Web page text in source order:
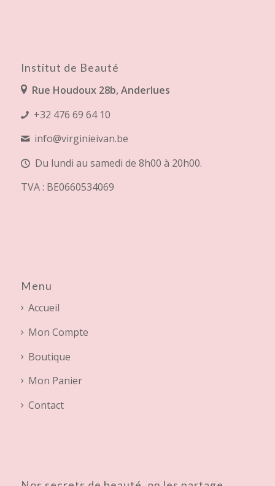
Institut de Beauté
Rue Houdoux 28b, Anderlues
+32 476 69 64 10
info@virginieivan.be
Du lundi au samedi de 8h00 à 20h00.
TVA : BE0660534069
Menu
Accueil
Mon Compte
Boutique
Mon Panier
Contact